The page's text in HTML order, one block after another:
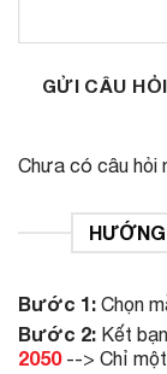
GỬI CÂU HỎI
Chưa có câu hỏi
Bước 1: Chọn
Bước 2: Kết
2050--> Chỉ một